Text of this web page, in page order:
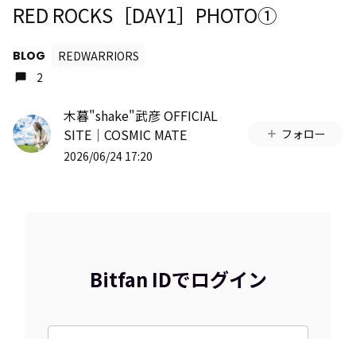
RED ROCKS［DAY1］PHOTO①
BLOG
REDWARRIORS
2
木暮"shake"武彦 OFFICIAL
SITE│COSMIC MATE
2026/06/24 17:20
フォロー
Bitfan IDでログイン